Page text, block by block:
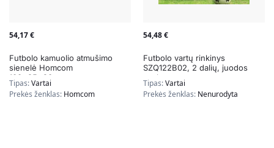
54,17€
Futbolo kamuolio atmušimo
sienelė Homcom
100x95x90cm.,
mėlynos/juodos spalvos
Tipas:Vartai
Prekės ženklas: Homcom
54,48€
Futbolo vartų rinkinys
SZQ122B02, 2 dalių, juodos
spalvos
Tipas:Vartai
Prekės ženklas: Nenurodyta